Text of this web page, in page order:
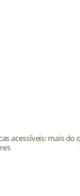
acessíveis: mais do